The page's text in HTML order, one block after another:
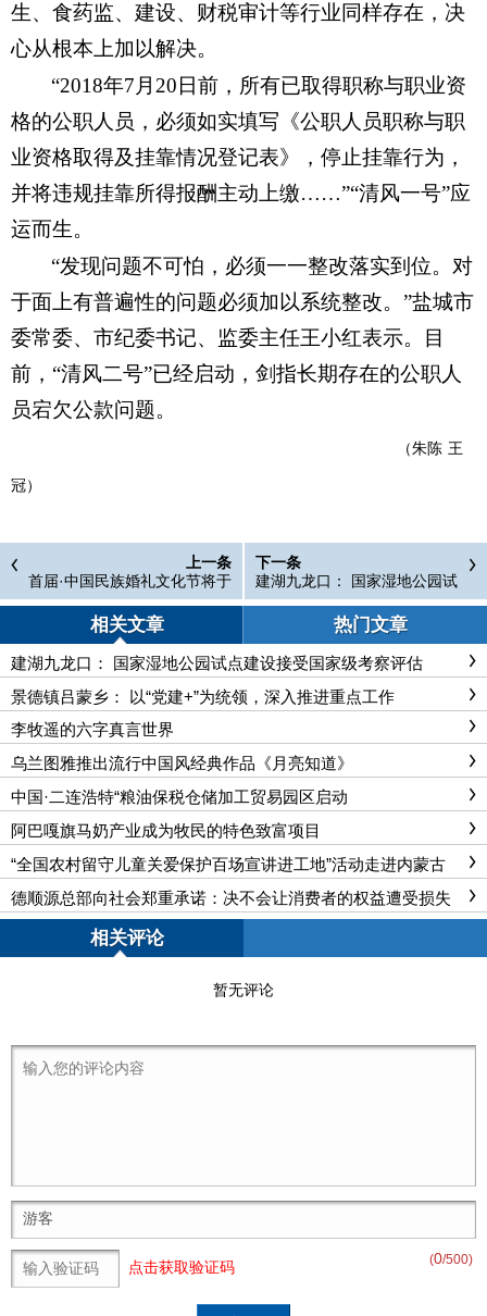
生、食药监、建设、财税审计等行业同样存在，决
心从根本上加以解决。
“2018年7月20日前，所有已取得职称与职业资
格的公职人员，必须如实填写《公职人员职称与职
业资格取得及挂靠情况登记表》，停止挂靠行为，
并将违规挂靠所得报酬主动上缴……”“清风一号”应
运而生。
“发现问题不可怕，必须一一整改落实到位。对
于面上有普遍性的问题必须加以系统整改。”盐城市
委常委、市纪委书记、监委主任王小红表示。目
前，“清风二号”已经启动，剑指长期存在的公职人
员宕欠公款问题。
（朱陈 王
冠）
上一条
首届·中国民族婚礼文化节将于
9月14日在巴彦淖尔市开幕
下一条
建湖九龙口： 国家湿地公园试
点建设接受国家级考察评估
相关文章 热门文章
建湖九龙口： 国家湿地公园试点建设接受国家级考察评估
景德镇吕蒙乡： 以“党建+”为统领，深入推进重点工作
李牧遥的六字真言世界
乌兰图雅推出流行中国风经典作品《月亮知道》
中国·二连浩特“粮油保税仓储加工贸易园区启动
阿巴嘎旗马奶产业成为牧民的特色致富项目
“全国农村留守儿童关爱保护百场宣讲进工地”活动走进内蒙古
德顺源总部向社会郑重承诺：决不会让消费者的权益遭受损失
相关评论
暂无评论
(0/500)
点击获取验证码